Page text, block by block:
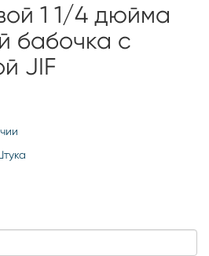
1 1/4 дюйма
бабочка с
JIF